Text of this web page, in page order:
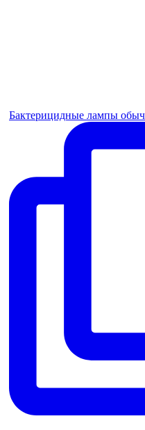
Бактерицидные лампы